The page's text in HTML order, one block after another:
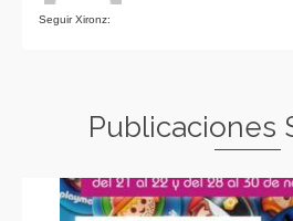
Seguir Xironz:
Publicaciones